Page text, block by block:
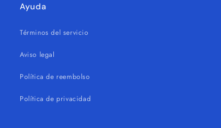
Ayuda
Términos del servicio
Aviso legal
Política de reembolso
Política de privacidad